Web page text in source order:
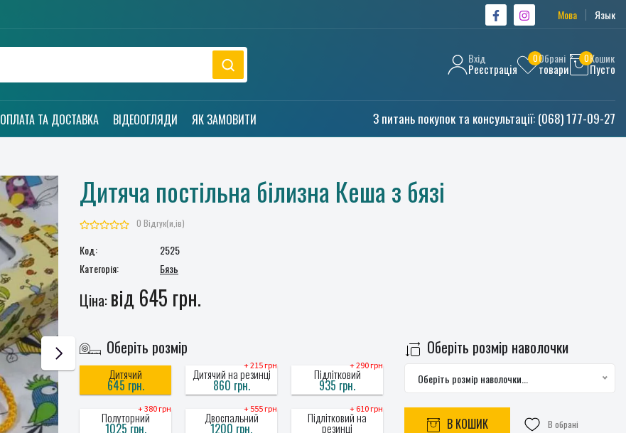
Мова Язык
Вхід
Реєстрація
0Обрані
товари
0Кошик
Пусто
ОПЛАТА ТА ДОСТАВКА ВІДЕООГЛЯДИ ЯК ЗАМОВИТИ З питань покупок та консультації: (068) 177-09-27
Дитяча постільна білизна Кеша з бязі
0 Відгук(и,ів)
Код:
2525
Категорія:
Бязь
Ціна: від 645 грн.
Оберіть розмір
Дитячий
645 грн.
+ 215 грн
Дитячий на резинці
860 грн.
+ 290 грн
Підлітковий
935 грн.
+ 380 грн
Полуторний
1025 грн.
+ 555 грн
Двоспальний
1200 грн.
+ 610 грн
Підлітковий на
резинці
Оберіть розмір наволочки
Оберіть розмір наволочки...
В КОШИК В обрані